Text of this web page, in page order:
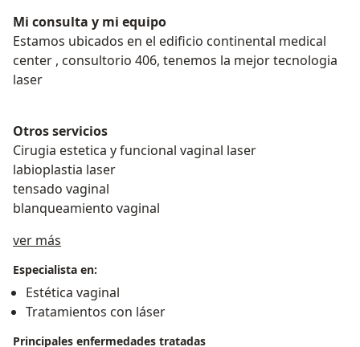
Mi consulta y mi equipo
Estamos ubicados en el edificio continental medical
center , consultorio 406, tenemos la mejor tecnologia
laser
Otros servicios
Cirugia estetica y funcional vaginal laser
labioplastia laser
tensado vaginal
blanqueamiento vaginal
ver más
Especialista en:
Estética vaginal
Tratamientos con láser
Principales enfermedades tratadas